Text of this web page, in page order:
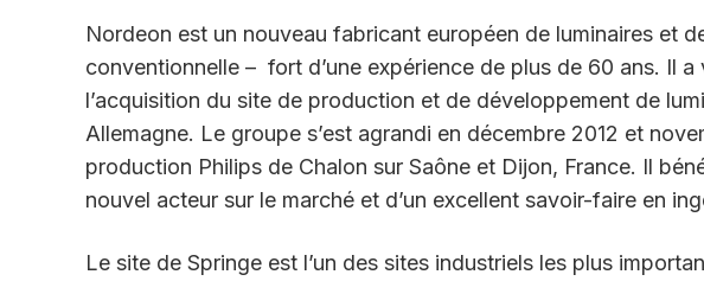
Nordeon est un nouveau fabricant européen de luminaires et
conventionnelle – fort d’une expérience de plus de 60 ans. Il
l’acquisition du site de production et de développement de
Allemagne. Le groupe s’est agrandi en décembre 2012 et
production Philips de Chalon sur Saône et Dijon, France. Il
nouvel acteur sur le marché et d’un excellent savoir-faire en
Le site de Springe est l’un des sites industriels les plus